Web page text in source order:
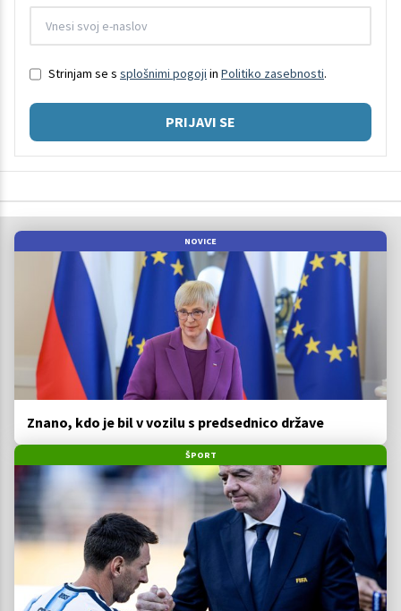
Strinjam se s splošnimi pogoji in Politiko zasebnosti.
PRIJAVI SE
NOVICE
Znano, kdo je bil v vozilu s predsednico države
ŠPORT